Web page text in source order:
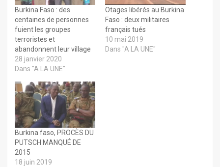
Burkina Faso : des
centaines de personnes
fuient les groupes
terroristes et
abandonnent leur village
28 janvier 2020
Dans "A LA UNE"
Otages libérés au Burkina
Faso : deux militaires
français tués
10 mai 2019
Dans "A LA UNE"
Burkina faso, PROCÈS DU
PUTSCH MANQUÉ DE
2015
18 juin 2019